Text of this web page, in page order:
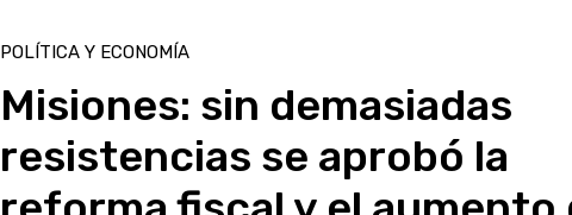
POLÍTICA Y ECONOMÍA
Misiones: sin demasiadas
resistencias se aprobó la